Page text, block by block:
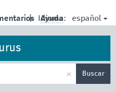
| Idioma: español
Ayuda
× Buscar